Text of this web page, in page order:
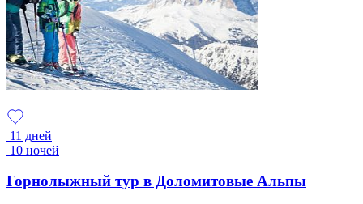
11 дней
10 ночей
Горнолыжный тур в Доломитовые Альпы